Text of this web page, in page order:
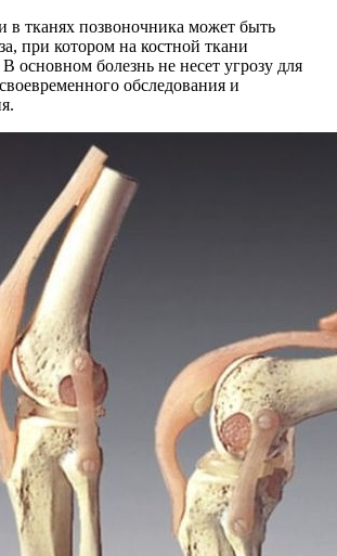
в тканях позвоночника может быть
при котором на костной ткани
В основном болезнь не несет угрозу для
обследования и